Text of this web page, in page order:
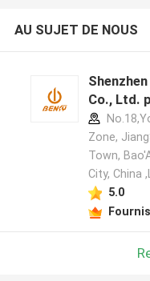
AU SUJET DE NOUS
Co., Ltd.
Zone,
Town,
City, China
5.0